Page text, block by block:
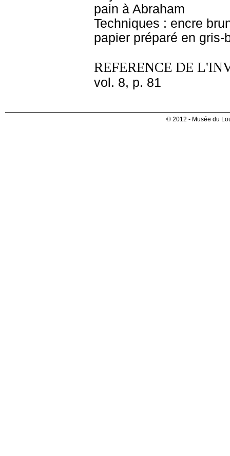
pain à Abraham
Techniques : encre
papier préparé en gris-
REFERENCE DE
vol. 8, p. 81
© 2012 - Musée du